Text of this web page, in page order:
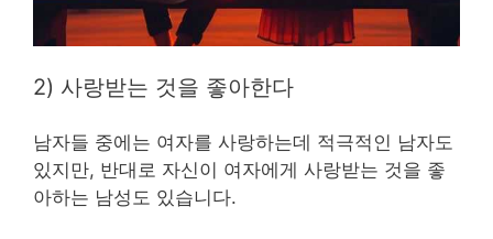
2) 사랑받는 것을 좋아한다
남자들 중에는 여자를 사랑하는데 적극적인 남자도
있지만, 반대로 자신이 여자에게 사랑받는 것을 좋
아하는 남성도 있습니다.